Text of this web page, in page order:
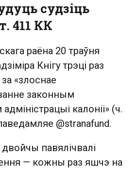
судзіць
411 КК
раёна 20 траўня
Кнігу трэці раз
«злоснае
законным
калоніі» (ч.
@stranafund.
павялічвалі
— кожны раз яшчэ на